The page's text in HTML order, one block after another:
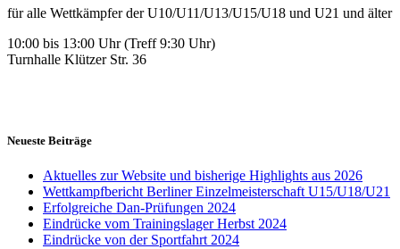
für alle Wettkämpfer der U10/U11/U13/U15/U18 und U21 und älter
10:00 bis 13:00 Uhr (Treff 9:30 Uhr)
Turnhalle Klützer Str. 36
Neueste Beiträge
Aktuelles zur Website und bisherige Highlights aus 2026
Wettkampfbericht Berliner Einzelmeisterschaft U15/U18/U21
Erfolgreiche Dan-Prüfungen 2024
Eindrücke vom Trainingslager Herbst 2024
Eindrücke von der Sportfahrt 2024